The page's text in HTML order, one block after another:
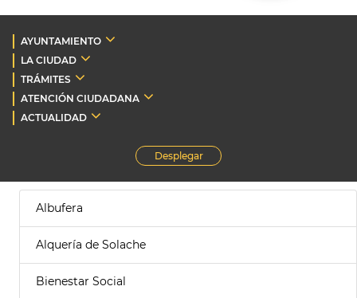
AYUNTAMIENTO
LA CIUDAD
TRÁMITES
ATENCIÓN CIUDADANA
ACTUALIDAD
Desplegar
Albufera
Alquería de Solache
Bienestar Social